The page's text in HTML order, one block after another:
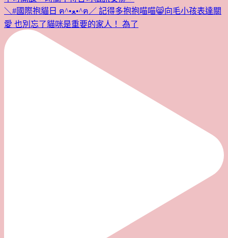
＼#國際抱貓日 ฅ^•ﻌ•^ฅ／ 記得多抱抱喵喵😸向毛小孩表達關
愛 也別忘了貓咪是重要的家人！ 為了